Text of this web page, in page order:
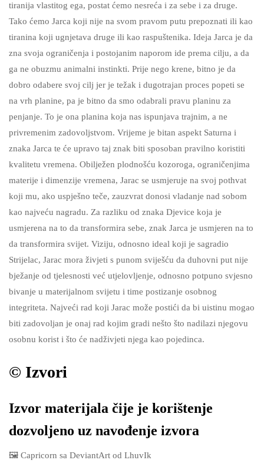
tiranija vlastitog ega, postat ćemo nesreća i za sebe i za druge.
Tako ćemo Jarca koji nije na svom pravom putu prepoznati ili kao
tiranina koji ugnjetava druge ili kao raspuštenika. Ideja Jarca je da
zna svoja ograničenja i postojanim naporom ide prema cilju, a da
ga ne obuzmu animalni instinkti. Prije nego krene, bitno je da
dobro odabere svoj cilj jer je težak i dugotrajan proces popeti se
na vrh planine, pa je bitno da smo odabrali pravu planinu za
penjanje. To je ona planina koja nas ispunjava trajnim, a ne
privremenim zadovoljstvom. Vrijeme je bitan aspekt Saturna i
znaka Jarca te će upravo taj znak biti sposoban pravilno koristiti
kvalitetu vremena. Obilježen plodnošću kozoroga, ograničenjima
materije i dimenzije vremena, Jarac se usmjeruje na svoj pothvat
koji mu, ako uspješno teče, zauzvrat donosi vladanje nad sobom
kao najveću nagradu. Za razliku od znaka Djevice koja je
usmjerena na to da transformira sebe, znak Jarca je usmjeren na to
da transformira svijet. Viziju, odnosno ideal koji je sagradio
Strijelac, Jarac mora živjeti s punom sviješću da duhovni put nije
bježanje od tjelesnosti već utjelovljenje, odnosno potpuno svjesno
bivanje u materijalnom svijetu i time postizanje osobnog
integriteta. Najveći rad koji Jarac može postići da bi uistinu mogao
biti zadovoljan je onaj rad kojim gradi nešto što nadilazi njegovu
osobnu korist i što će nadživjeti njega kao pojedinca.
©️ Izvori
Izvor materijala čije je korištenje
dozvoljeno uz navođenje izvora
🖼️ Capricorn sa DeviantArt od LhuvIk